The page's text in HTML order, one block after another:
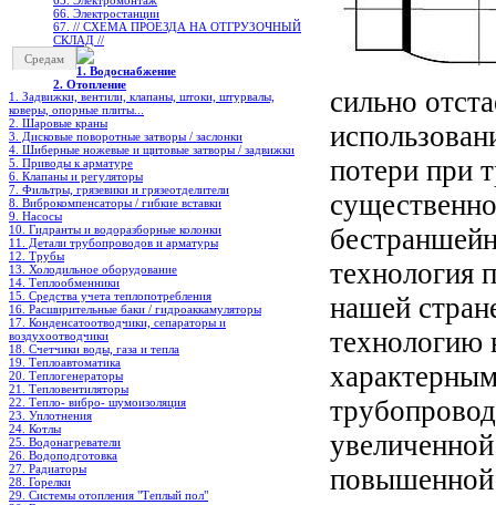
66. Электростанции
67. // СХЕМА ПРОЕЗДА НА ОТГРУЗОЧНЫЙ
СКЛАД //
Средам
1. Водоснабжение
2. Отопление
1. Задвижки, вентили, клапаны, штоки, штурвалы,
коверы, опорные плиты...
2. Шаровые краны
3. Дисковые поворотные затворы / заслонки
4. Шиберные ножевые и щитовые затворы / задвижки
5. Приводы к арматуре
6. Клапаны и регуляторы
7. Фильтры, грязевики и грязеотделители
8. Виброкомпенсаторы / гибкие вставки
9. Насосы
10. Гидранты и водоразборные колонки
11. Детали трубопроводов и арматуры
12. Трубы
13. Холодильное oборудование
14. Теплообменники
15. Средства учета теплопотребления
16. Расширительные баки / гидроаккамуляторы
17. Конденсатоотводчики, сепараторы и
воздухоотводчики
18. Счетчики воды, газа и тепла
19. Теплоавтоматика
20. Теплогенераторы
21. Тепловентиляторы
22. Тепло- вибро- шумоизоляция
23. Уплотнения
24. Котлы
25. Водонагреватели
26. Водоподготовка
27. Радиаторы
28. Горелки
29. Системы отопления "Теплый пол"
сильно
потери при
технология
нашей
технологию